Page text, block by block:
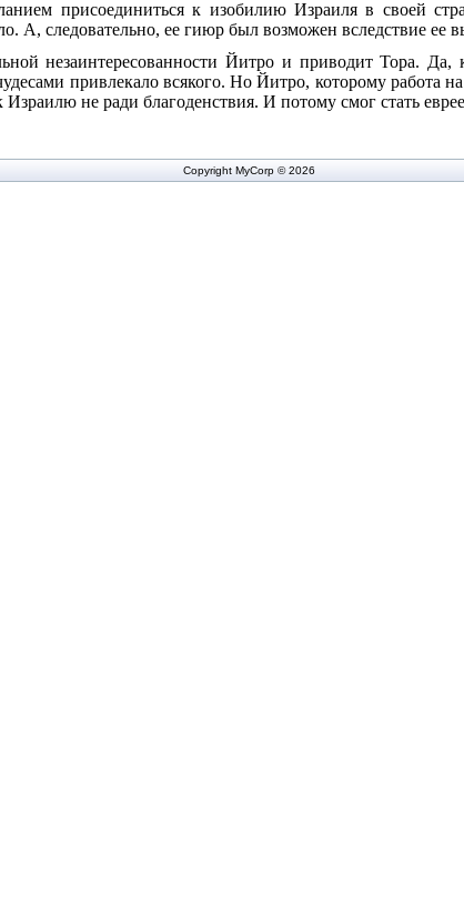
присоединиться к изобилию Израиля в своей
А, следовательно, ее гиюр был возможен вследствие ее
незаинтересованности Йитро и приводит Тора. Да,
привлекало всякого. Но Йитро, которому работа
Израилю не ради благоденствия. И потому смог стать
Copyright MyCorp © 2026